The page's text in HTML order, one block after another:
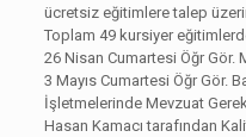
ücretsiz eğitimlere talep
Toplam 49 kursiyer
26 Nisan Cumartesi Öğr Gör.
3 Mayıs Cumartesi Öğr Gör.
İşletmelerinde Mevzuat
Hasan Kamacı tarafından